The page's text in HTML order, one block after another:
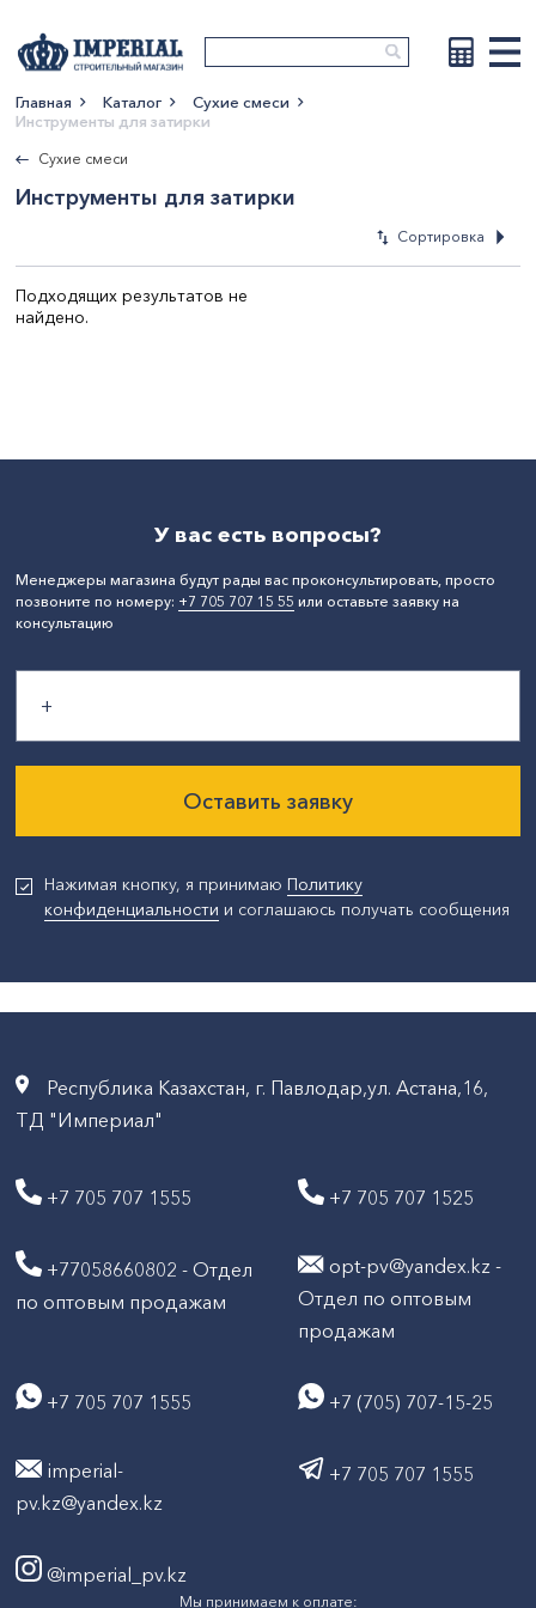
Главная Каталог
Сухие смеси
Инструменты для затирки
Сухие смеси
Инструменты для затирки
Сортировка
Подходящих результатов не
найдено.
У вас есть вопросы?
Менеджеры магазина будут рады вас проконсультировать, просто
позвоните по номеру: +7 705 707 15 55 или оставьте заявку на
консультацию
Оставить заявку
Нажимая кнопку, я принимаю Политику
конфиденциальности и соглашаюсь получать сообщения
Республика Казахстан, г. Павлодар,ул. Астана,16,
ТД "Империал"
+7 705 707 1555 +7 705 707 1525
+77058660802 - Отдел
по оптовым продажам
opt-pv@yandex.kz -
Отдел по оптовым
продажам
+7 705 707 1555 +7 (705) 707-15-25
imperial-
pv.kz@yandex.kz
+7 705 707 1555
@imperial_pv.kz
Мы принимаем к оплате: